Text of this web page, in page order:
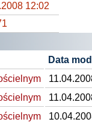
12:02
Data